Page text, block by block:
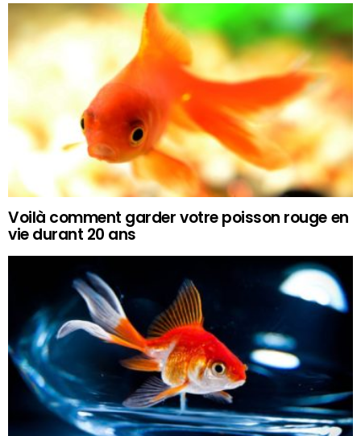
Voilà comment garder votre poisson rouge en
vie durant 20 ans